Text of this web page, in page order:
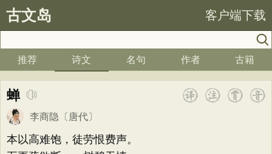
古文岛 客户端下载
推荐 诗文 名句 作者 古籍
蝉
李商隐 〔唐代〕
本以高难饱，徒劳恨费声。